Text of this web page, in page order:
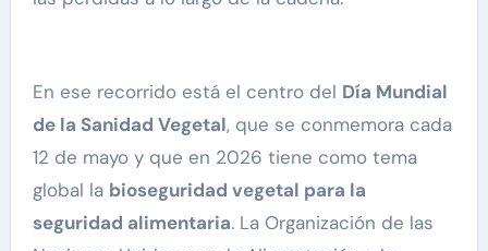
En ese recorrido está el centro del Día Mundial
de la Sanidad Vegetal, que se conmemora cada
12 de mayo y que en 2026 tiene como tema
global la bioseguridad vegetal para la
seguridad alimentaria. La Organización de las